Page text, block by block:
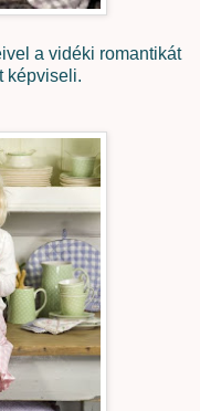
a vidéki romantikát
képviseli.